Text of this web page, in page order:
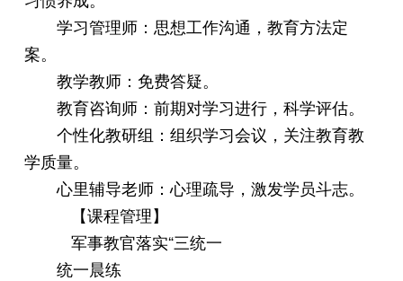
学习管理师：思想工作沟通，教育方法定
案。
教学教师：免费答疑。
教育咨询师：前期对学习进行，科学评估。
个性化教研组：组织学习会议，关注教育教
学质量。
心里辅导老师：心理疏导，激发学员斗志。
【课程管理】
军事教官落实“三统一
统一晨练